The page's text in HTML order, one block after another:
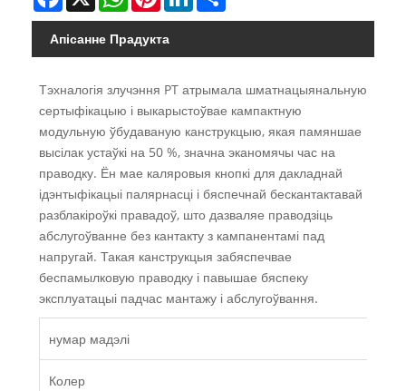
Апісанне Прадукта
‌Тэхналогія злучэння PT атрымала шматнацыянальную
сертыфікацыю і выкарыстоўвае кампактную
модульную ўбудаваную канструкцыю, якая памяншае
высілак устаўкі на 50 %, значна эканомячы час на
праводку. Ён мае каляровыя кнопкі для дакладнай
ідэнтыфікацыі палярнасці і бяспечнай бескантактавай
разблакіроўкі правадоў, што дазваляе праводзіць
абслугоўванне без кантакту з кампанентамі пад
напругай. Такая канструкцыя забяспечвае
беспамылковую праводку і павышае бяспеку
эксплуатацыі падчас мантажу і абслугоўвання.
нумар мадэлі
Колер